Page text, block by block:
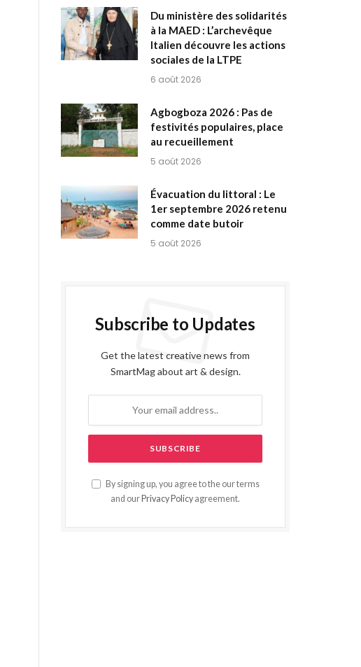
Du ministère des solidarités
à la MAED : L’archevêque
Italien découvre les actions
sociales de la LTPE
6 août 2026
Agbogboza 2026 : Pas de
festivités populaires, place
au recueillement
5 août 2026
Évacuation du littoral : Le
1er septembre 2026 retenu
comme date butoir
5 août 2026
Subscribe to Updates
Get the latest creative news from
SmartMag about art & design.
By signing up, you agree to the our terms
and our Privacy Policy agreement.